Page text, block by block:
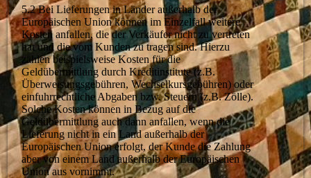
5.2 Bei Lieferungen in Länder außerhalb der
Europäischen Union können im Einzelfall weitere
Kosten anfallen, die der Verkäufer nicht zu vertreten
hat und die vom Kunden zu tragen sind. Hierzu
zählen beispielsweise Kosten für die
Geldübermittlung durch Kreditinstitute (z.B.
Überweisungsgebühren, Wechselkursgebühren) oder
einfuhrrechtliche Abgaben bzw. Steuern (z.B. Zölle).
Solche Kosten können in Bezug auf die
Geldübermittlung auch dann anfallen, wenn die
Lieferung nicht in ein Land außerhalb der
Europäischen Union erfolgt, der Kunde die Zahlung
aber von einem Land außerhalb der Europäischen
Union aus vornimmt.